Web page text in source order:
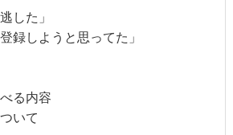
した」
録しようと思ってた」
る内容
いて